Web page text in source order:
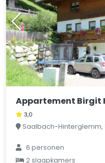
Appartement Birgit
3,0
Saalbach-Hinterglemm,
6 personen
2 slaapkamers